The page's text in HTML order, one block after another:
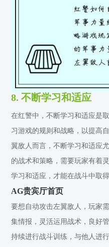
8. 不断学习和适应
在红警中，不断学习和适应是
习游戏的规则和战略，以提高
翼敌人而言，不断学习和适应
的战术和策略，需要玩家有着
学习和适应，才能在战斗中取得
AG贵宾厅首页
要想自动攻击左翼敌人，玩家
集情报，灵活运用战术，良好
持续进行战斗训练，与他人进